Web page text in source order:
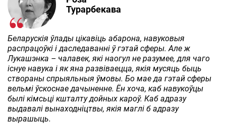
Турарбекава
Беларускія ўлады цікавіць абарона, навуковыя
распрацоўкі і даследаванні ў гэтай сферы. Але ж
Лукашэнка – чалавек, які наогул не разумее, для чаго
існуе навука і як яна развіваецца, якія мусяць быць
створаны спрыяльныя ўмовы. Бо мае да гэтай сферы
вельмі ўскоснае дачыненне. Ён хоча, каб навукоўцы
былі кімсьці кшталту дойных кароў. Каб адразу
выдавалі вынаходніцтвы, якія маглі б адразу
вырашыць.